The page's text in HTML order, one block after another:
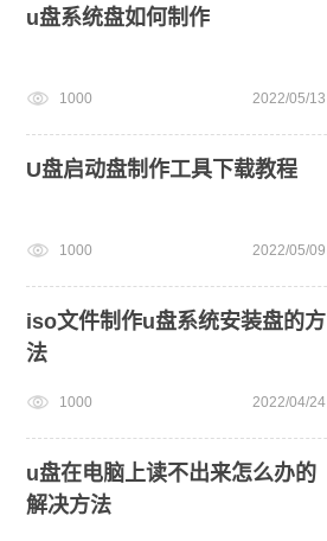
u盘系统盘如何制作
1000 2022/05/13
U盘启动盘制作工具下载教程
1000 2022/05/09
iso文件制作u盘系统安装盘的方
法
1000 2022/04/24
u盘在电脑上读不出来怎么办的
解决方法